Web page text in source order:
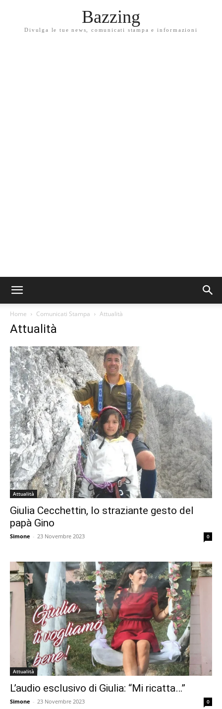
Bazzing
Divulga le tue news, comunicati stampa e informazioni
Home Comunicati Stampa Attualità
Attualità
Attualità
Giulia Cecchettin, lo straziante gesto del
papà Gino
Simone - 23 Novembre 2023 0
Attualità
L’audio esclusivo di Giulia: “Mi ricatta…”
Simone - 23 Novembre 2023 0